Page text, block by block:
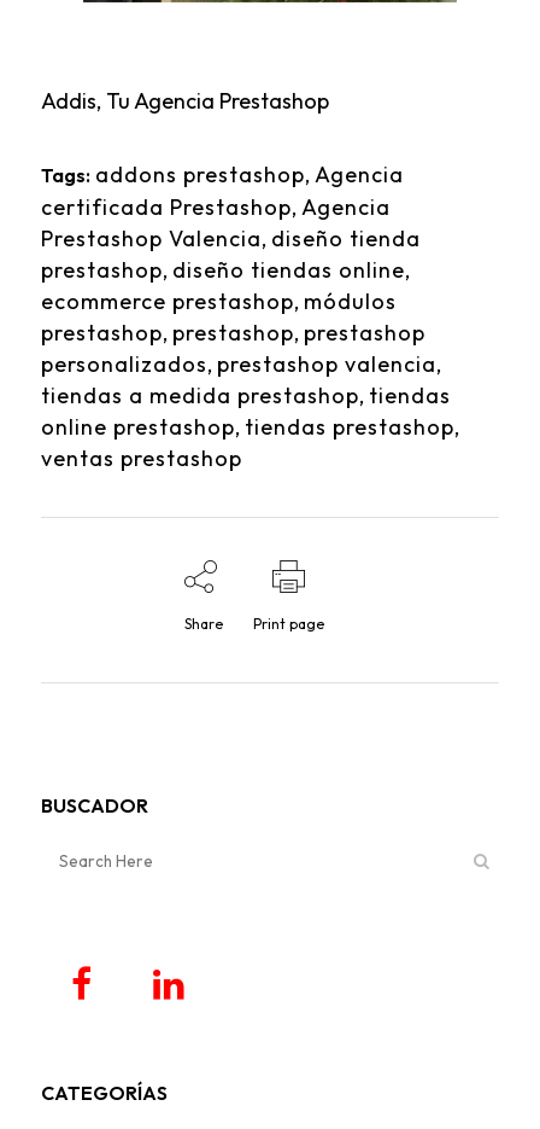
Addis, Tu Agencia Prestashop
Tags: addons prestashop, Agencia
certificada Prestashop, Agencia
Prestashop Valencia, diseño tienda
prestashop, diseño tiendas online,
ecommerce prestashop, módulos
prestashop, prestashop, prestashop
personalizados, prestashop valencia,
tiendas a medida prestashop, tiendas
online prestashop, tiendas prestashop,
ventas prestashop
Share Print page
BUSCADOR
CATEGORÍAS